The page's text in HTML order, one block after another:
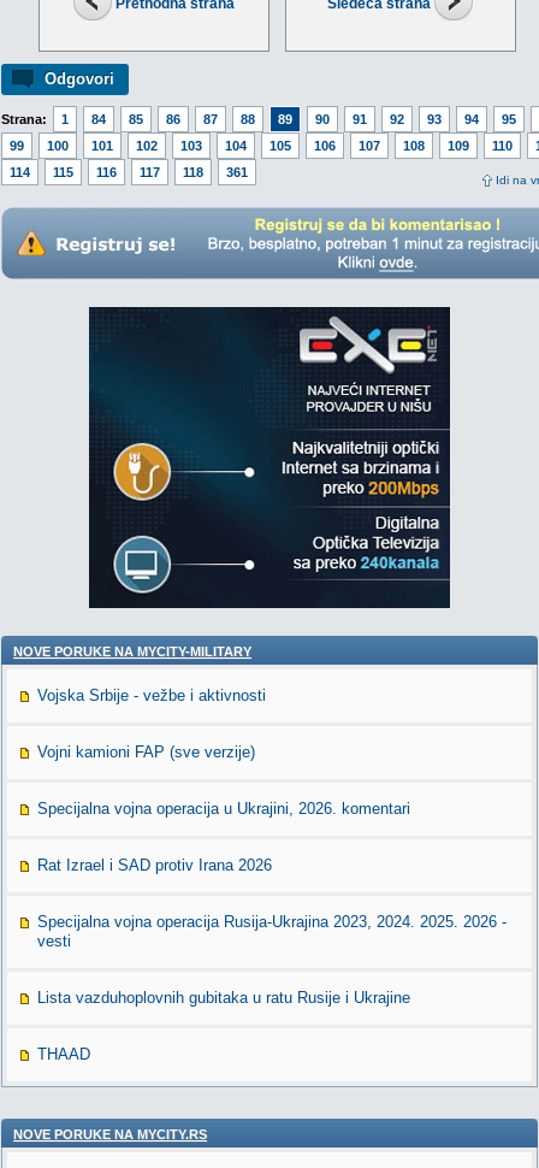
Prethodna strana Sledeća strana
Odgovori
Strana: 1 84 85 86 87 88 89 90 91 92 93 94
95
99
100 101 102 103 104 105 106 107 108 109 110
114
115 116 117 118 361
Idi na
NOVE PORUKE NA MYCITY-MILITARY
Vojska Srbije - vežbe i aktivnosti
Vojni kamioni FAP (sve verzije)
Specijalna vojna operacija u Ukrajini, 2026. komentari
Rat Izrael i SAD protiv Irana 2026
Specijalna vojna operacija Rusija-Ukrajina 2023, 2024. 2025. 2026 -
vesti
Lista vazduhoplovnih gubitaka u ratu Rusije i Ukrajine
THAAD
NOVE PORUKE NA MYCITY.RS